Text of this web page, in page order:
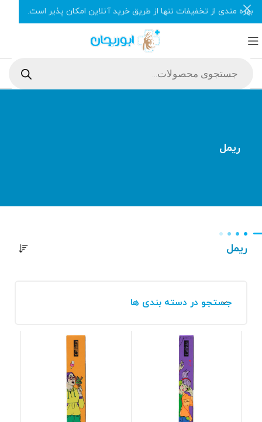
ریمل
ریمل
جستجو در دسته بندی ها
بهره مندی از تخفیفات تنها از طریق خرید آنلاین امکان پذیر است.